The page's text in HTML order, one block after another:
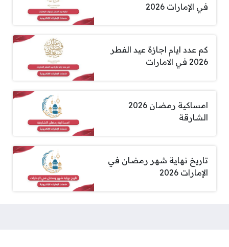
في الإمارات 2026
كم عدد ايام اجازة عيد الفطر
2026 في الامارات
امساكية رمضان 2026
الشارقة
تاريخ نهاية شهر رمضان في
الإمارات 2026